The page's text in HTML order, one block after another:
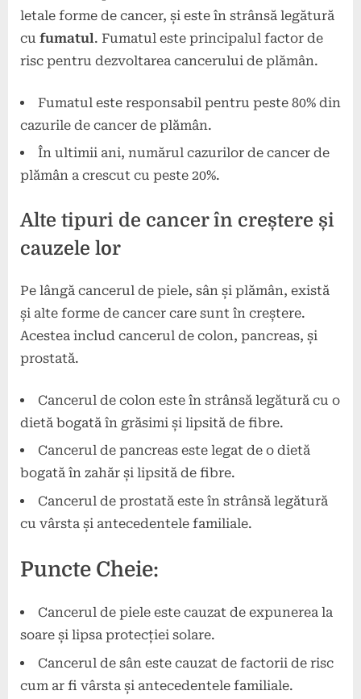
letale forme de cancer, și este în strânsă legătură
cu fumatul. Fumatul este principalul factor de
risc pentru dezvoltarea cancerului de plămân.
Fumatul este responsabil pentru peste 80% din
cazurile de cancer de plămân.
În ultimii ani, numărul cazurilor de cancer de
plămân a crescut cu peste 20%.
Alte tipuri de cancer în creștere și
cauzele lor
Pe lângă cancerul de piele, sân și plămân, există
și alte forme de cancer care sunt în creștere.
Acestea includ cancerul de colon, pancreas, și
prostată.
Cancerul de colon este în strânsă legătură cu o
dietă bogată în grăsimi și lipsită de fibre.
Cancerul de pancreas este legat de o dietă
bogată în zahăr și lipsită de fibre.
Cancerul de prostată este în strânsă legătură
cu vârsta și antecedentele familiale.
Puncte Cheie:
Cancerul de piele este cauzat de expunerea la
soare și lipsa protecției solare.
Cancerul de sân este cauzat de factorii de risc
cum ar fi vârsta și antecedentele familiale.